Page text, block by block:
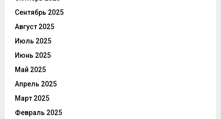
Сентябрь 2025
Август 2025
Июль 2025
Июнь 2025
Май 2025
Апрель 2025
Март 2025
Февраль 2025